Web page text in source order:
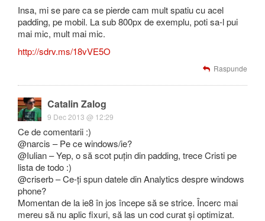
Insa, mi se pare ca se pierde cam mult spatiu cu acel
padding, pe mobil. La sub 800px de exemplu, poti sa-l pui
mai mic, mult mai mic.
http://sdrv.ms/18vVE5O
Raspunde
Catalin Zalog
9 Dec 2013 @ 12:29
Ce de comentarii :)
@narcis – Pe ce windows/ie?
@Iulian – Yep, o să scot puțin din padding, trece Cristi pe
lista de todo :)
@criserb – Ce-ți spun datele din Analytics despre windows
phone?
Momentan de la ie8 în jos începe să se strice. Încerc mai
mereu să nu aplic fixuri, să las un cod curat și optimizat.